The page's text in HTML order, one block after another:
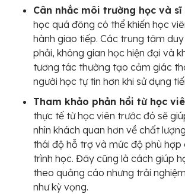
Cân nhắc môi trường học và sĩ
học quá đông có thể khiến học
hành giao tiếp. Các trung tâm
phải, không gian học hiện đại và
tương tác thường tạo cảm giác
người học tự tin hơn khi sử dụng
Tham khảo phản hồi từ học
thực tế từ học viên trước đó sẽ
nhìn khách quan hơn về chất
thái độ hỗ trợ và mức độ phù hợp
trình học. Đây cũng là cách giúp
theo quảng cáo nhưng trải
như kỳ vọng.